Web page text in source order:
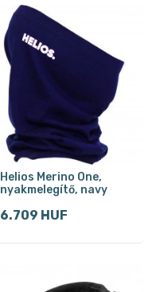
Helios Merino One,
nyakmelegítő, navy
6.709 HUF